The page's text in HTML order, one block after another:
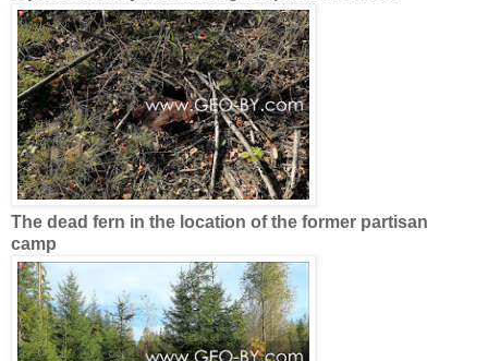
The dead fern in the location of the former partisan
camp